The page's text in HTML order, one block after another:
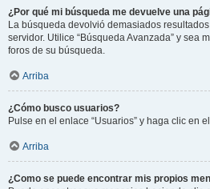
¿Por qué mi búsqueda me devuelve una
La búsqueda devolvió demasiados
servidor. Utilice “Búsqueda Avanzada” y sea
foros de su búsqueda.
Arriba
¿Cómo busco usuarios?
Pulse en el enlace “Usuarios” y haga clic en
Arriba
¿Como se puede encontrar mis propios